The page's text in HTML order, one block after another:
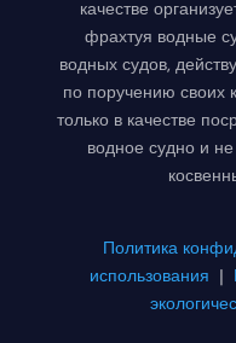
качестве
фрахтуя водные
водных судов,
по поручению своих
только в качестве
водное судно и
Политика
использования